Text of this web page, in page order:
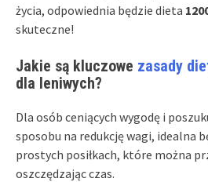
życia, odpowiednia będzie dieta
skuteczne!
Jakie są kluczowe zasady
dla leniwych?
Dla osób ceniących wygodę i
sposobu na redukcję wagi, idealna
prostych posiłkach, które można
oszczędzając czas.